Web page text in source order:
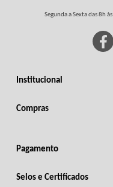
Institucional
Compras
Segunda a Sexta das 8h
Pagamento
Selos e Certificados